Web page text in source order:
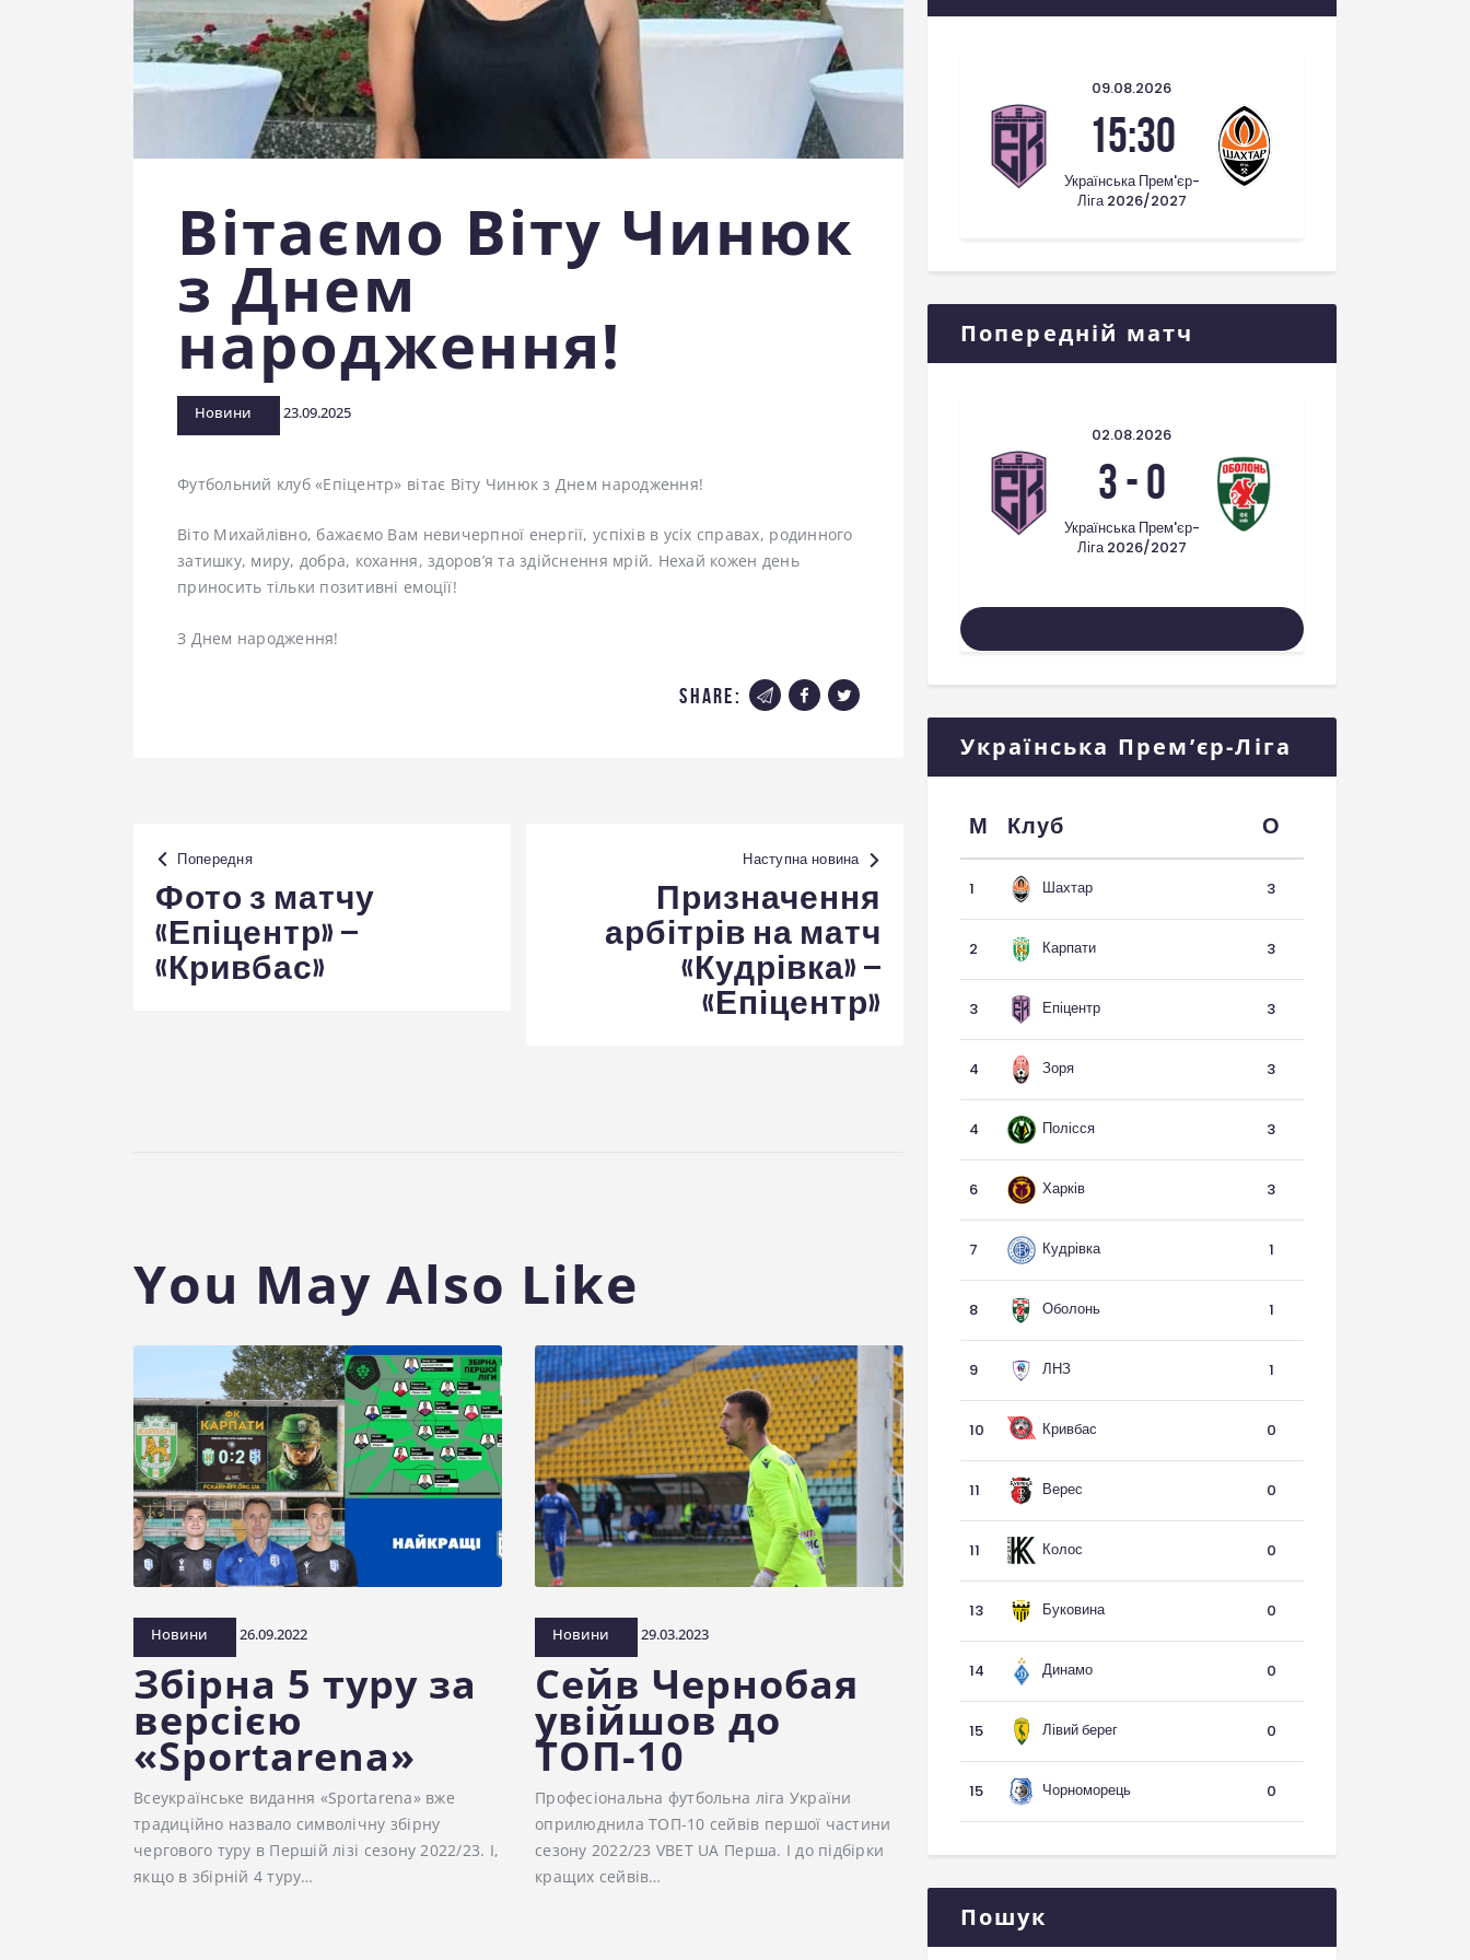
Вітаємо Віту Чинюк
з Днем
народження!
Новини 23.09.2025
Футбольний клуб «Епіцентр» вітає Віту Чинюк з Днем народження!
Віто Михайлівно, бажаємо Вам невичерпної енергії, успіхів в усіх справах, родинного
затишку, миру, добра, кохання, здоров’я та здійснення мрій. Нехай кожен день
приносить тільки позитивні емоції!
З Днем народження!
share:
Навігація
записів
Попередня
Фото з матчу
«Епіцентр» –
«Кривбас»
Наступна новина
Призначення
арбітрів на матч
«Кудрівка» –
«Епіцентр»
You May Also Like
Новини 26.09.2022
Збірна 5 туру за
версією
«Sportarena»
Всеукраїнське видання «Sportarena» вже
традиційно назвало символічну збірну
чергового туру в Першій лізі сезону 2022/23. І,
якщо в збірній 4 туру…
Новини 29.03.2023
Сейв Чернобая
увійшов до
ТОП-10
Професіональна футбольна ліга України
оприлюднила ТОП-10 сейвів першої частини
сезону 2022/23 VBET UA Перша. І до підбірки
кращих сейвів…
09.08.2026
15:30
Українська Прем'єр-
Ліга 2026/2027
Попередній матч
02.08.2026
3-0
Українська Прем'єр-
Ліга 2026/2027
Українська Прем’єр-Ліга
М Клуб О
1 Шахтар 3
2 Карпати 3
3 Епіцентр 3
4 Зоря 3
4 Полісся 3
6 Харків 3
7 Кудрівка 1
8 Оболонь 1
9 ЛНЗ 1
10 Кривбас 0
11 Верес 0
11 Колос 0
13 Буковина 0
14 Динамо 0
15 Лівий берег 0
15 Чорноморець 0
Пошук